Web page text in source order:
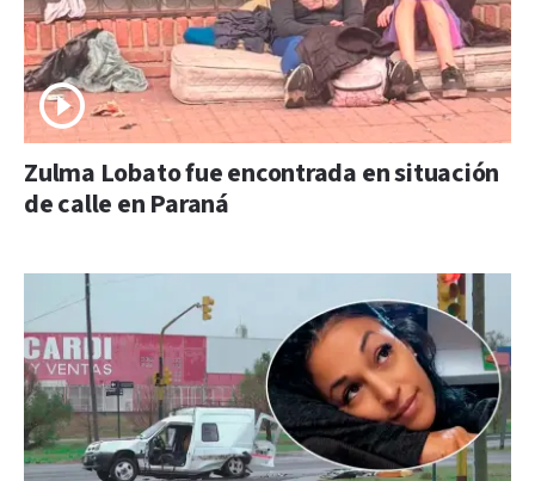
Zulma Lobato fue encontrada en situación
de calle en Paraná